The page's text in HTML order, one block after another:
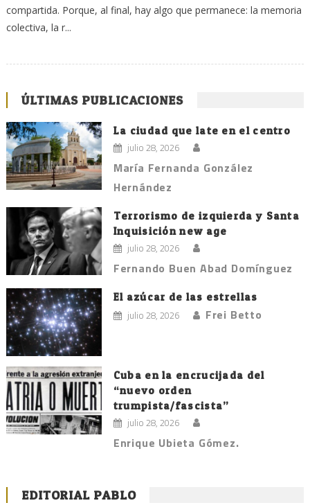
compartida. Porque, al final, hay algo que permanece: la memoria
colectiva, la r...
ÚLTIMAS PUBLICACIONES
La ciudad que late en el centro
julio 28, 2026
María Fernanda González
Hernández
Terrorismo de izquierda y Santa
Inquisición new age
julio 28, 2026
Fernando Buen Abad Domínguez
El azúcar de las estrellas
julio 28, 2026 Frei Betto
Cuba en la encrucijada del
“nuevo orden
trumpista/fascista”
julio 28, 2026
Enrique Ubieta Gómez.
EDITORIAL PABLO